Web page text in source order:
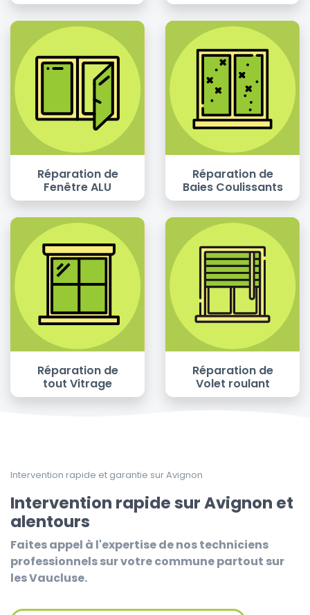
Réparation de
Fenêtre ALU
Réparation de
Baies Coulissants
Réparation de
tout Vitrage
Réparation de
Volet roulant
Intervention rapide et garantie sur Avignon
Intervention rapide sur Avignon et
alentours
Faites appel à l'expertise de nos techniciens
professionnels sur votre commune partout sur
les Vaucluse.